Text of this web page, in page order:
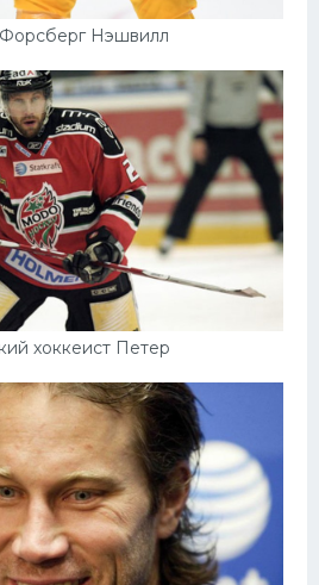
Нэшвилл
хоккеист Петер